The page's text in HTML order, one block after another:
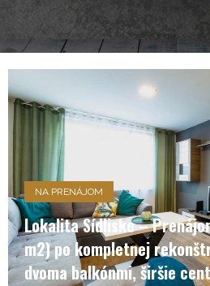
NA PRENÁJOM
Lokalita Sídlisko –
m2) po kompletnej
dvoma balkónmi, širšie